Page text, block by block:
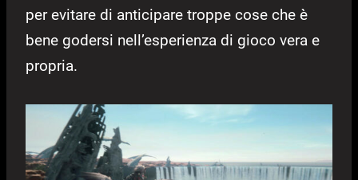
per evitare di anticipare troppe cose che è
bene godersi nell’esperienza di gioco vera e
propria.